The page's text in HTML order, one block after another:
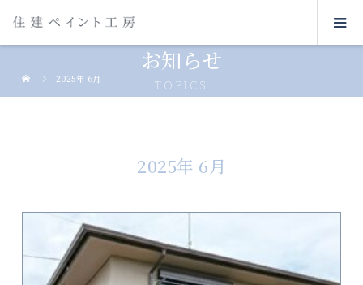
お知らせ
TOPICS
2025年 6月
2025年 6月